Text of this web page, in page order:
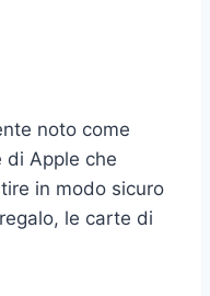
noto come
di Apple che
in modo sicuro
le carte di